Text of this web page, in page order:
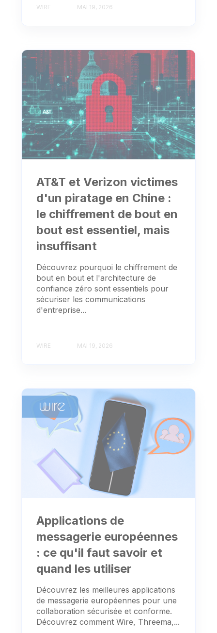
WIRE MAI 19, 2026
AT&T et Verizon victimes
d'un piratage en Chine :
le chiffrement de bout en
bout est essentiel, mais
insuffisant
Découvrez pourquoi le chiffrement de
bout en bout et l'architecture de
confiance zéro sont essentiels pour
sécuriser les communications
d'entreprise...
WIRE MAI 19, 2026
Applications de
messagerie européennes
: ce qu'il faut savoir et
quand les utiliser
Découvrez les meilleures applications
de messagerie européennes pour une
collaboration sécurisée et conforme.
Découvrez comment Wire, Threema,...